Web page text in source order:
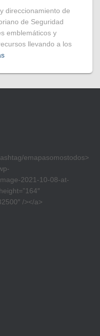
direccionamiento de
de Seguridad
emblemáticos y
llevando a los
emapasomostodos>
2021-10-08-at-
/></a>